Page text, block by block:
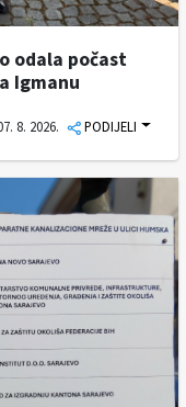
odala počast
Igmanu
8. 2026. PODIJELI